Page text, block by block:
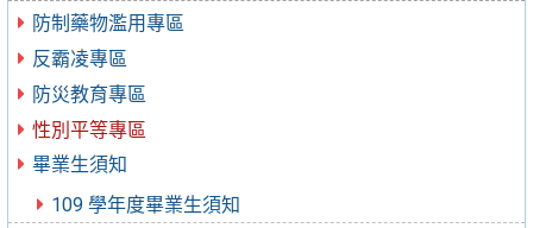
防制藥物濫用專區
反霸凌專區
防災教育專區
性別平等專區
畢業生須知
109 學年度畢業生須知